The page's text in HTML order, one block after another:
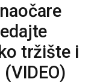
tržište i